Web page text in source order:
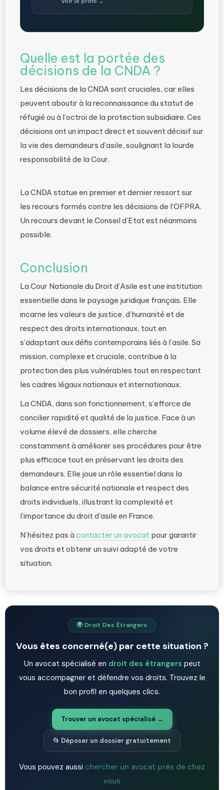
Quelle est la portée des
décisions de la CNDA ?
Les décisions de la CNDA sont cruciales, car elles
peuvent aboutir à la reconnaissance du statut de
réfugié ou à l’octroi de la protection subsidiaire. Ces
décisions ont un impact direct et souvent décisif sur
la vie des demandeurs d’asile, soulignant la lourde
responsabilité de la Cour.
La CNDA statue en premier et dernier ressort sur
les recours formés contre les décisions de l’OFPRA.
Un recours devant le Conseil d’Etat est néanmoins
possible.
Conclusion
La Cour Nationale du Droit d’Asile est une institution
essentielle dans le paysage juridique français. Elle
incarne les valeurs de justice, d’humanité et de
respect des droits internationaux, tout en
s’adaptant aux défis contemporains liés à l’asile. Sa
mission, complexe et cruciale, contribue à la
protection des plus vulnérables tout en respectant
les cadres légaux nationaux et internationaux.
La CNDA, dans son fonctionnement, s’efforce de
concilier rapidité et qualité de la justice. Face à un
volume élevé de dossiers, elle cherche
constamment à améliorer ses procédures pour être
plus efficace tout en préservant les droits des
demandeurs. Elle joue un rôle essentiel dans la
balance entre sécurité nationale et respect des
droits individuels, illustrant la complexité et
l’importance du droit d’asile en France.
N’hésitez pas à contacter un avocat pour garantir
vos droits et obtenir un suivi adapté de votre
situation.
🌍 Droit Des Étrangers
Vous êtes concerné(e) par cette situation ?
Un avocat spécialisé en droit des étrangers peut
vous accompagner et défendre vos droits. Trouvez le
bon profil en quelques clics.
Trouver un avocat spécialisé →
📂 Déposer un dossier gratuitement
Vous pouvez aussi chercher un avocat près de chez
vous